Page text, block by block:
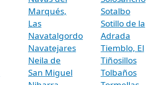
Marqués,
Las
Navatalgordo
Navatejares
Neila de
San Miguel
Sotalbo
Sotillo de la
Adrada
Tiemblo, El
Tiñosillos
Tolbaños